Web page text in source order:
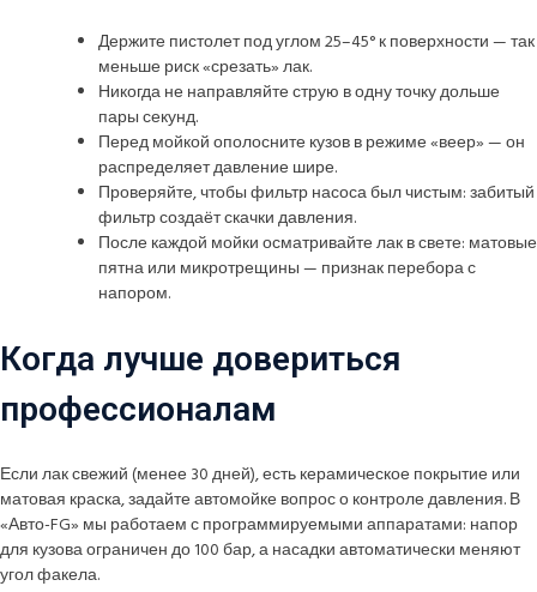
Держите пистолет под углом 25–45° к поверхности — так
меньше риск «срезать» лак.
Никогда не направляйте струю в одну точку дольше
пары секунд.
Перед мойкой ополосните кузов в режиме «веер» — он
распределяет давление шире.
Проверяйте, чтобы фильтр насоса был чистым: забитый
фильтр создаёт скачки давления.
После каждой мойки осматривайте лак в свете: матовые
пятна или микротрещины — признак перебора с
напором.
Когда лучше довериться
профессионалам
Если лак свежий (менее 30 дней), есть керамическое покрытие или
матовая краска, задайте автомойке вопрос о контроле давления. В
«Авто-FG» мы работаем с программируемыми аппаратами: напор
для кузова ограничен до 100 бар, а насадки автоматически меняют
угол факела.